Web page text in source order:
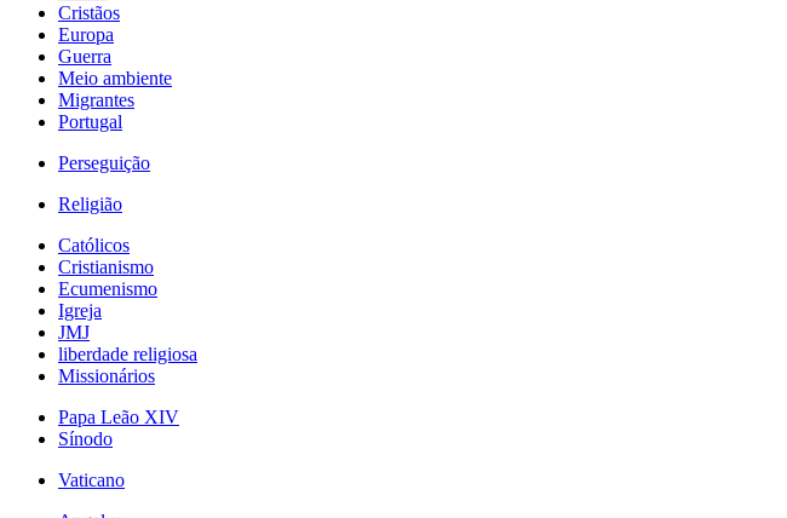
Cristãos
Europa
Guerra
Meio ambiente
Migrantes
Portugal
Perseguição
Religião
Católicos
Cristianismo
Ecumenismo
Igreja
JMJ
liberdade religiosa
Missionários
Papa Leão XIV
Sínodo
Vaticano